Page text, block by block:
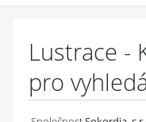
Lustrace -
pro